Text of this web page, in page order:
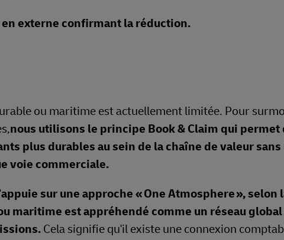
externe confirmant la réduction.
ou maritime est actuellement limitée. Pour
nous utilisons le principe Book & Claim qui permet
plus durables au sein de la chaîne de valeur
voie commerciale.
sur une approche « One Atmosphere », selon
maritime est appréhendé comme un réseau
Cela signifie qu'il existe une connexion